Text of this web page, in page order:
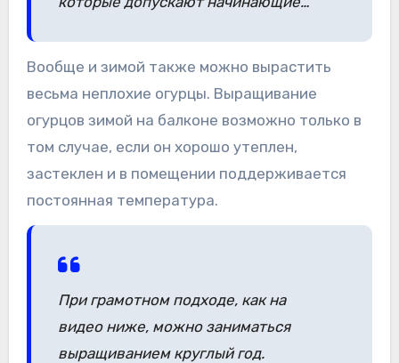
Вообще и зимой также можно вырастить
весьма неплохие огурцы. Выращивание
огурцов зимой на балконе возможно только в
том случае, если он хорошо утеплен,
застеклен и в помещении поддерживается
постоянная температура.
При грамотном подходе, как на
видео ниже, можно заниматься
выращиванием круглый год.